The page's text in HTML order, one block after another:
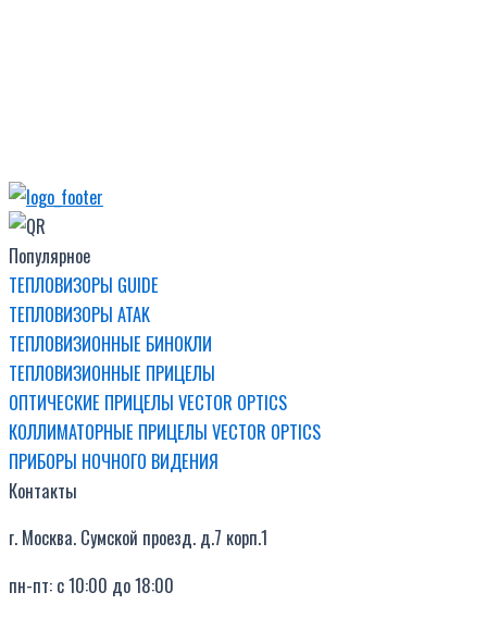
Популярное
ТЕПЛОВИЗОРЫ GUIDE
ТЕПЛОВИЗОРЫ ATAK
ТЕПЛОВИЗИОННЫЕ БИНОКЛИ
ТЕПЛОВИЗИОННЫЕ ПРИЦЕЛЫ
ОПТИЧЕСКИЕ ПРИЦЕЛЫ VECTOR OPTICS
КОЛЛИМАТОРНЫЕ ПРИЦЕЛЫ VECTOR OPTICS
ПРИБОРЫ НОЧНОГО ВИДЕНИЯ
Контакты
г. Москва. Сумской проезд. д.7 корп.1
пн-пт: с 10:00 до 18:00